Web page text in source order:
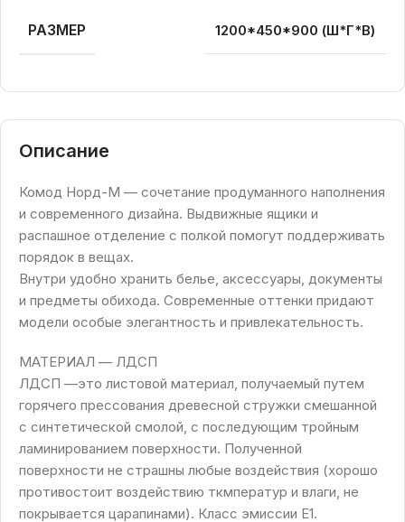
Описание
Комод Норд-М — сочетание продуманного наполнения
и современного дизайна. Выдвижные ящики и
распашное отделение с полкой помогут поддерживать
порядок в вещах.
Внутри удобно хранить белье, аксессуары, документы
и предметы обихода. Современные оттенки придают
модели особые элегантность и привлекательность.
МАТЕРИАЛ — ЛДСП
ЛДСП —это листовой материал, получаемый путем
горячего прессования древесной стружки смешанной
с синтетической смолой, с последующим тройным
ламинированием поверхности. Полученной
поверхности не страшны любые воздействия (хорошо
противостоит воздействию ткмператур и влаги, не
покрывается царапинами). Класс эмиссии Е1.
РАЗМЕР 1200*450*900 (Ш*Г*В)